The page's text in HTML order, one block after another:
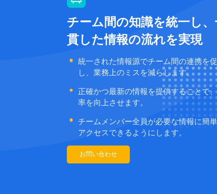
チーム間の知識を統一し、
貫した情報の流れを実現
統一された情報源でチーム間の連携を
し、業務上のミスを減らします。
正確かつ最新の情報を提供することで
率を向上させます。
チームメンバー全員が必要な情報に簡
アクセスできるようにします。
お問い合わせ